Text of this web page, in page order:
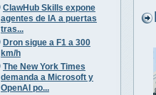
ClawHub Skills expone
agentes de IA a puertas
tras...
Dron sigue a F1 a 300
km/h
The New York Times
demanda a Microsoft y
OpenAI po...